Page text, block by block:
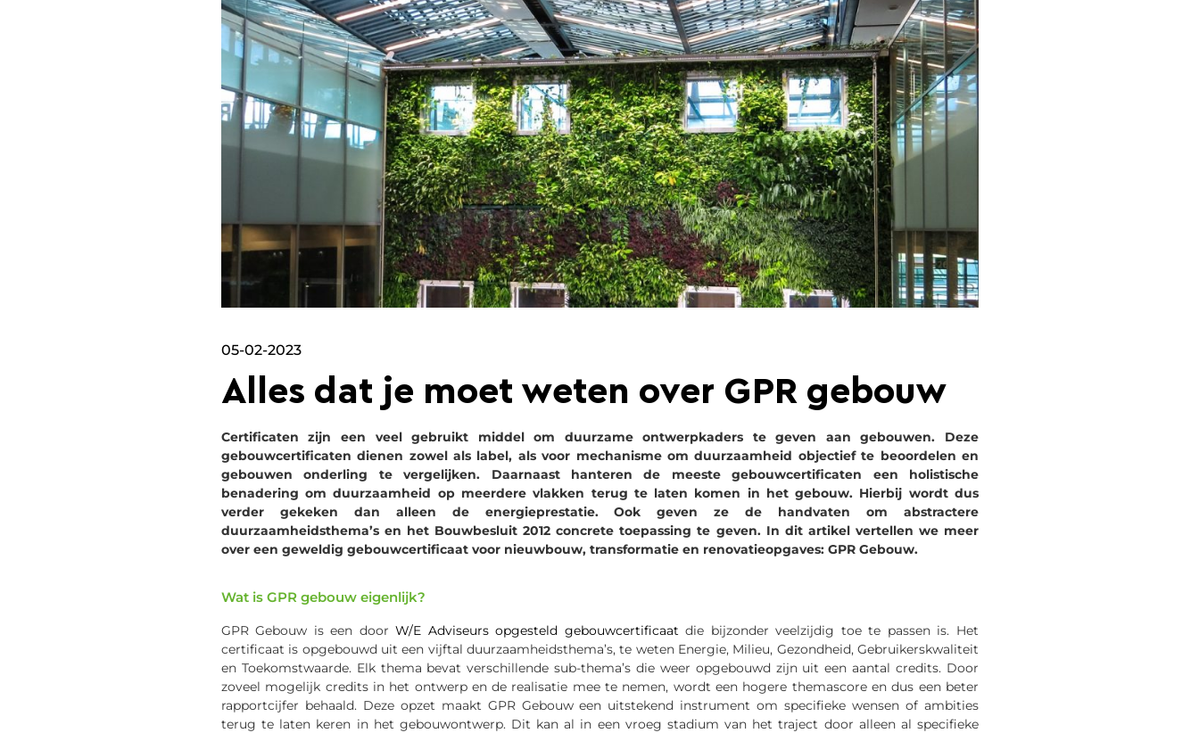
05-02-2023
Alles dat je moet weten over GPR gebouw
Certificaten zijn een veel gebruikt middel om duurzame ontwerpkaders te geven aan gebouwen. Deze
gebouwcertificatendienen zowel als label, alsvoor mechanisme om duurzaamheid objectief te beoordelen en
gebouwen onderling te vergelijken. Daarnaast hanteren de meeste gebouwcertificaten een holistische
benadering om duurzaamheid op meerdere vlakken terug te laten komen in het gebouw. Hierbij wordt dus
verder gekeken dan alleen de energieprestatie. Ook geven ze de handvaten om abstractere
duurzaamheidsthema’s en het Bouwbesluit 2012 concrete toepassing te geven. In dit artikel vertellen we meer
over een geweldig gebouwcertificaat voor nieuwbouw, transformatie en renovatieopgaves: GPR Gebouw.
Wat is GPR gebouw eigenlijk?
GPR Gebouw is een doorW/E Adviseurs opgesteld gebouwcertificaat die bijzonder veelzijdig toe te passen is. Het
certificaat is opgebouwd uit een vijftal duurzaamheidsthema’s, te weten Energie, Milieu, Gezondheid, Gebruikerskwaliteit
en Toekomstwaarde. Elk thema bevat verschillende sub-thema’s die weer opgebouwd zijn uit een aantalcredits. Door
zoveel mogelijk creditsin het ontwerp en de realisatie mee te nemen, wordt een hogere themascore en dus een beter
rapportcijfer behaald. Deze opzet maakt GPR Gebouw een uitstekend instrument om specifieke wensen of ambities
terug te laten keren in het gebouwontwerp. Dit kan al in een vroeg stadium van het traject door alleen al specifieke